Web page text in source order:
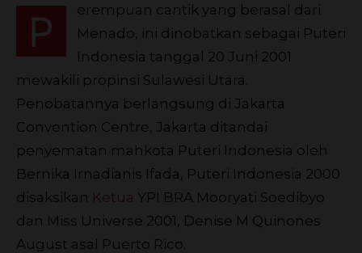
P
erempuan cantik yang berasal dari
Menado, ini dinobatkan sebagai Puteri
Indonesia tanggal 20 Juni 2001
mewakili propinsi Sulawesi Utara.
Penobatannya berlangsung di Jakarta
Convention Centre, Jakarta ditandai
penyematan mahkota Puteri Indonesia oleh
Bernika Irnadianis Ifada, Puteri Indonesia 2000
disaksikan Ketua YPI BRA Mooryati Soedibyo
dan Miss Universe 2001, Denise M Quinones
August asal Puerto Rico.